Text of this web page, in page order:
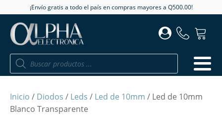
¡Envío gratis a todo el país en compras mayores a Q500.00!
Búsqueda
productos
Inicio / Diodos / Leds / Led de 10mm / Led de 10mm
Blanco Transparente